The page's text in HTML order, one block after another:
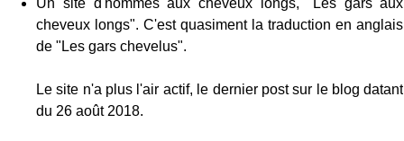
Un site d'hommes aux cheveux longs, "Les gars aux
cheveux longs". C'est quasiment la traduction en anglais
de "Les gars chevelus".
Le site n'a plus l'air actif, le dernier post sur le blog datant
du 26 août 2018.